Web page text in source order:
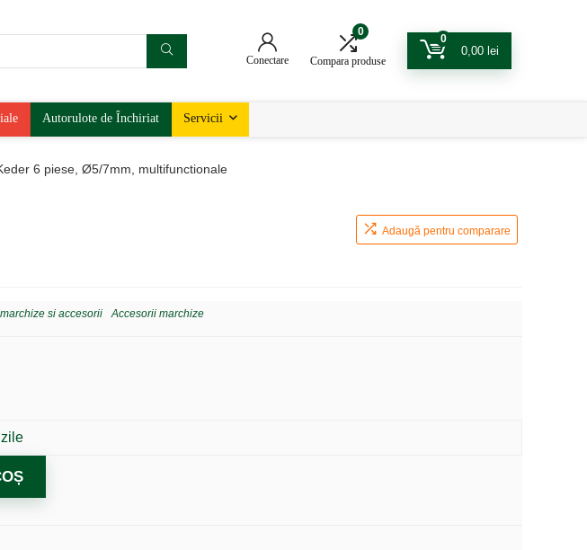
Conectare
0
Compara produse
0
0,00 lei
Autorulote de Închiriat Servicii
6 piese, Ø5/7mm, multifunctionale
Adaugă pentru comparare
si accesorii Accesorii marchize